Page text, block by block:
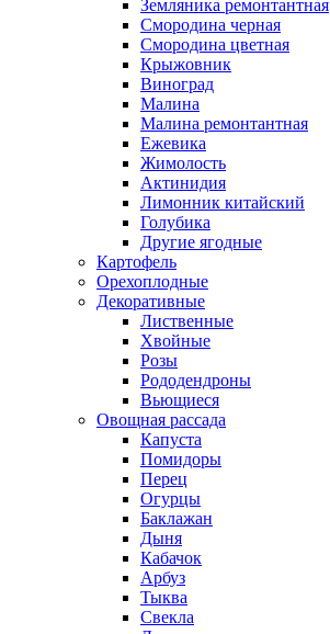
Земляника ремонтантная
Смородина черная
Смородина цветная
Крыжовник
Виноград
Малина
Малина ремонтантная
Ежевика
Жимолость
Актинидия
Лимонник китайский
Голубика
Другие ягодные
Картофель
Орехоплодные
Декоративные
Лиственные
Хвойные
Розы
Рододендроны
Вьющиеся
Овощная рассада
Капуста
Помидоры
Перец
Огурцы
Баклажан
Дыня
Кабачок
Арбуз
Тыква
Свекла